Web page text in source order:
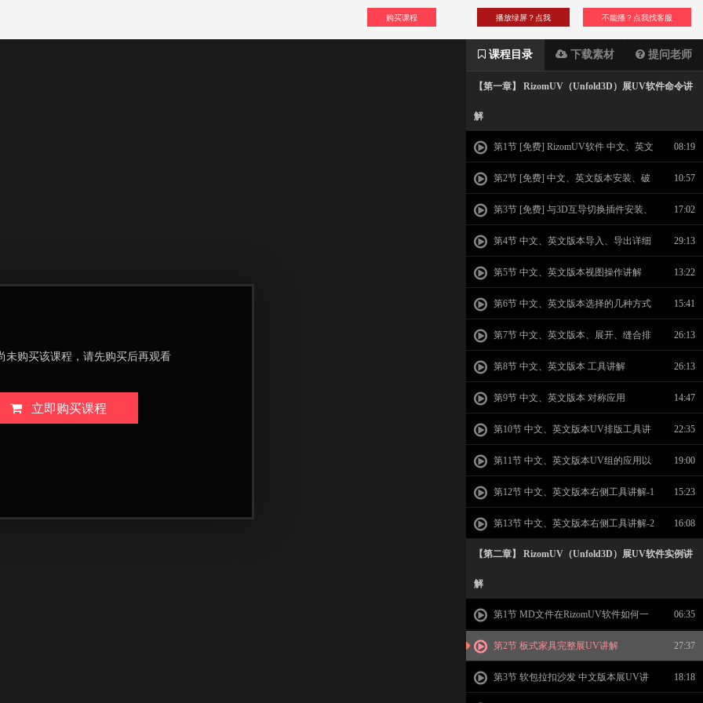
购买课程 不能播？点我找客服
播放绿屏？点我
课程目录 下载素材 提问老师
【第一章】 RizomUV（Unfold3D）展UV软件命令讲
解
第1节 [免费] RizomUV软件 中文、英文
版本课程介绍
08:19
第2节 [免费] 中文、英文版本安装、破
解与汉化
10:57
第3节 [免费] 与3D互导切换插件安装、
卸载及应用
17:02
第4节 中文、英文版本导入、导出详细
讲解
29:13
第5节 中文、英文版本视图操作讲解 13:22
第6节 中文、英文版本选择的几种方式 15:41
第7节 中文、英文版本、展开、缝合排
版工具讲解
26:13
第8节 中文、英文版本 工具讲解 26:13
第9节 中文、英文版本 对称应用 14:47
第10节 中文、英文版本UV排版工具讲
解
22:35
第11节 中文、英文版本UV组的应用以
及贴图大小的调整
19:00
第12节 中文、英文版本右侧工具讲解-1 15:23
第13节 中文、英文版本右侧工具讲解-2 16:08
【第二章】 RizomUV（Unfold3D）展UV软件实例讲
解
第1节 MD文件在RizomUV软件如何一
件展UV
06:35
第2节 板式家具完整展UV讲解 27:37
第3节 软包拉扣沙发 中文版本展UV讲 18:18
未购买该课程，请先购买后再观看
立即购买课程